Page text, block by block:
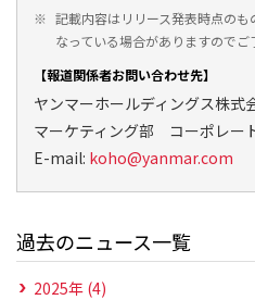
※ 記載内容はリリース発表時点の
なっている場合がありますのでご
【報道関係者お問い合わせ先】
ヤンマーホールディングス株式
マーケティング部 コーポレー
E-mail: koho@yanmar.com
過去のニュース一覧
2025年 (4)